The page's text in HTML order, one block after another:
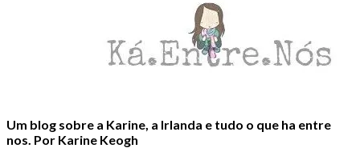
Um blog sobre a Karine, a Irlanda e tudo o que ha entre
nos. Por Karine Keogh